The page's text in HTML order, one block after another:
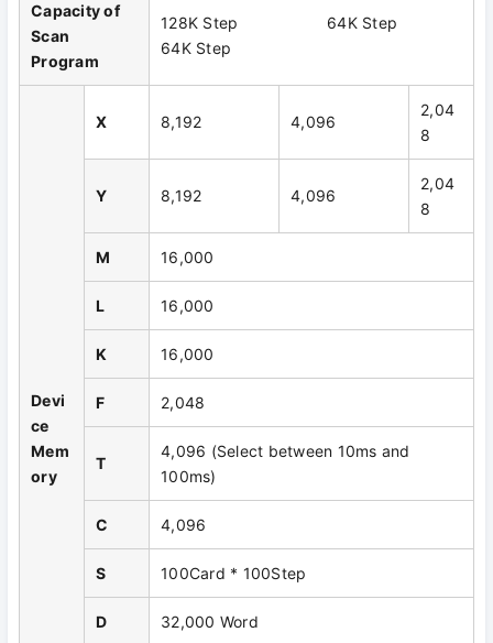
Capacity of
Scan
Program
128K Step 64K Step
64K Step
Devi
ce
Mem
ory
X 8,192 4,096
2,04
8
Y 8,192 4,096
2,04
8
M 16,000
L 16,000
K 16,000
F 2,048
T
4,096 (Select between 10ms and
100ms)
C 4,096
S 100Card * 100Step
D 32,000 Word